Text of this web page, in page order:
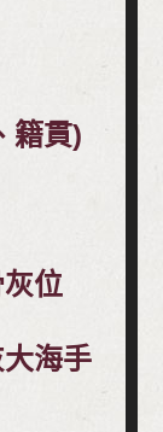
籍貫)
位
海手